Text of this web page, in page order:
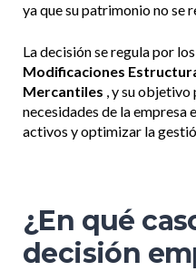
ya que su patrimonio no se
La decisión se regula por
Modificaciones
Mercantiles , y su objetivo
necesidades de la
activos y optimizar la
¿En qué
decisión